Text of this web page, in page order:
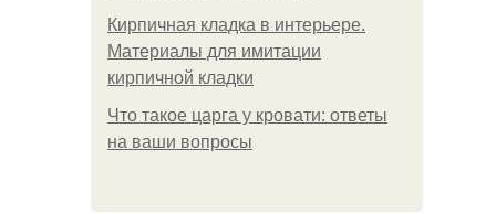
Кирпичная кладка в интерьере.
Материалы для имитации
кирпичной кладки
Что такое царга у кровати: ответы
на ваши вопросы